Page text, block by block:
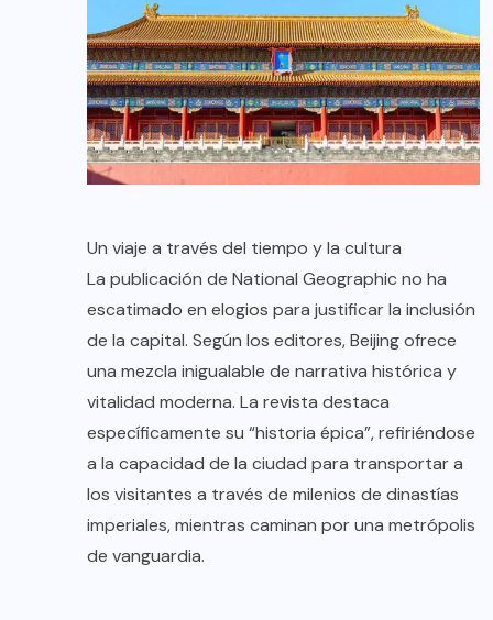
Un viaje a través del tiempo y la cultura
La publicación de National Geographic no ha
escatimado en elogios para justificar la inclusión
de la capital. Según los editores, Beijing ofrece
una mezcla inigualable de narrativa histórica y
vitalidad moderna. La revista destaca
específicamente su “historia épica”, refiriéndose
a la capacidad de la ciudad para transportar a
los visitantes a través de milenios de dinastías
imperiales, mientras caminan por una metrópolis
de vanguardia.